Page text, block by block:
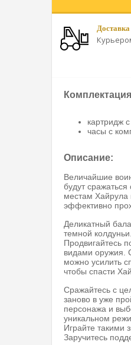
картридж
часы с
Описание:
Величайшие
будут
местам Хайрула
эффективно
Деликатный
темной
Продвигайтесь
видами оружия.
можно усилить
чтобы спасти
Сражайтесь с
заново в уже
персонажа и
уникальном
Играйте такими
Заручитесь